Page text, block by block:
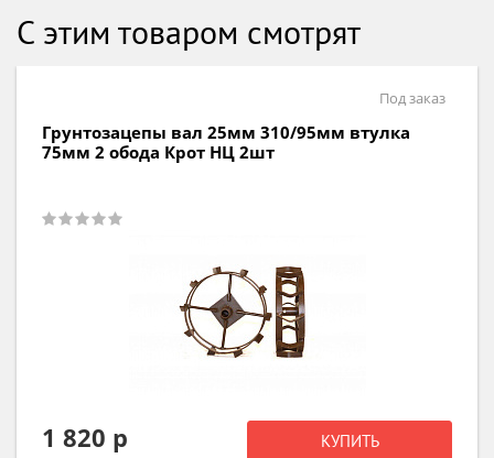
С этим товаром смотрят
Грунтозацепы вал 30мм 585/120мм
180мм сплошной обод НЦ для